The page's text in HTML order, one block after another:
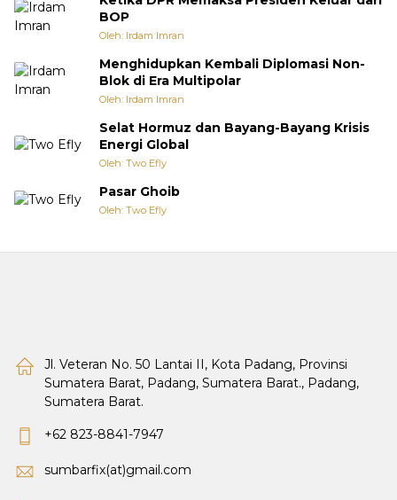
BOP
Oleh: Irdam Imran
Menghidupkan Kembali Diplomasi Non-
Blok di Era Multipolar
Oleh: Irdam Imran
Selat Hormuz dan Bayang-Bayang Krisis
Energi Global
Oleh: Two Efly
Pasar Ghoib
Oleh: Two Efly
Jl. Veteran No. 50 Lantai II, Kota Padang, Provinsi
Sumatera Barat, Padang, Sumatera Barat., Padang,
Sumatera Barat.
+62 823-8841-7947
sumbarfix(at)gmail.com